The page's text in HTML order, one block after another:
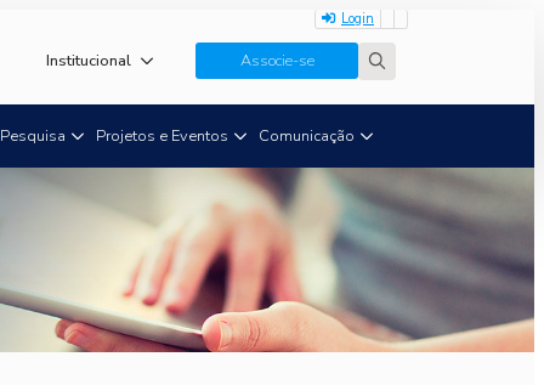
Login
Institucional Associe-se
Pesquisa Projetos e Eventos Comunicação